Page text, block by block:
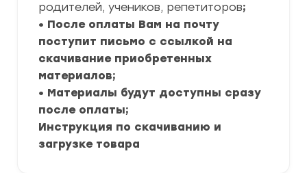
родителей, учеников, репетиторов;
• После оплаты Вам на почту
поступит письмо с ссылкой на
скачивание приобретенных
материалов;
• Материалы будут доступны сразу
после оплаты;
Инструкция по скачиванию и
загрузке товара